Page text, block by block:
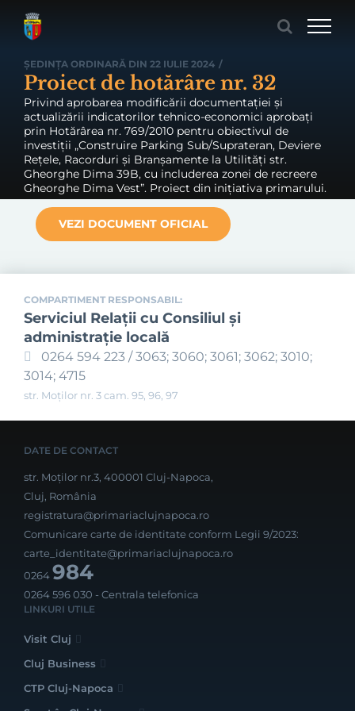
ȘEDINȚA ORDINARĂ DIN 22 IULIE 2024 /
Proiect de hotărâre nr. 32
Privind aprobarea modificării documentației și
actualizării indicatorilor tehnico-economici aprobați
prin Hotărârea nr. 769/2010 pentru obiectivul de
investiții „Construire Parking Sub/Suprateran, Deviere
Rețele, Racorduri și Branșamente la Utilități str.
Gheorghe Dima 39B, cu includerea zonei de recreere
Gheorghe Dima Vest”. Proiect din inițiativa primarului.
VEZI DOCUMENT OFICIAL
COMPARTIMENT RESPONSABIL:
Serviciul Relaţii cu Consiliul şi
administraţie locală
0264 594 223 / 3063; 3060; 3061; 3062; 3010;
3014; 4715
str. Moților nr. 3 cam. 95, 96, 97
DATE DE CONTACT
str. Moților nr.3, 400001 Cluj-Napoca,
Cluj, România
registratura@primariaclujnapoca.ro
Comunicare carte de identitate conform Legii 9/2023:
carte_identitate@primariaclujnapoca.ro
0264984
0264 596 030 - Centrala telefonica
LINKURI UTILE
Visit Cluj
Cluj Business
CTP Cluj-Napoca